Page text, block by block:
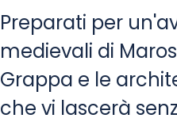
Preparati per
medievali di
Grappa e le
che vi lascerà